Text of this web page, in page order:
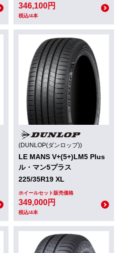
346,100円
税込/4本
(DUNLOP(ダンロップ))
LE MANS V+(5+)LM5 Plus
ル・マン5プラス
225/35R19 XL
ホイールセット販売価格
349,000円
税込/4本